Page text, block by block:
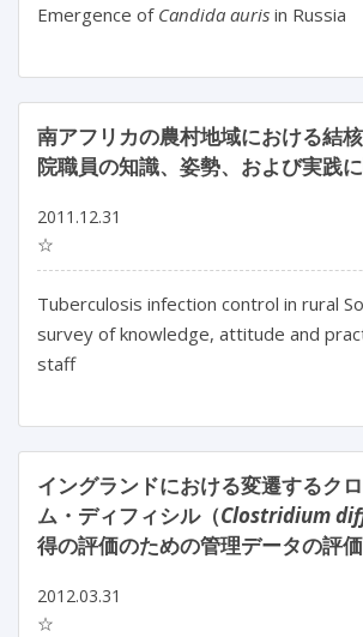
Emergence of Candida auris in Russia
南アフリカの農村地域における結
院職員の知識、姿勢、および実践
2011.12.31
☆
Tuberculosis infection control in rural
survey of knowledge, attitude and
staff
イングランドにおける変遷するク
ム・ディフィシル（Clostridium
得の評価のための管理データの評価
2012.03.31
☆